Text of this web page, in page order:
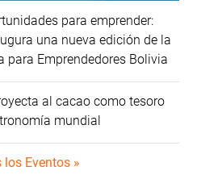
para emprender:
una nueva edición de la
para Emprendedores Bolivia
al cacao como tesoro
mundial
los Eventos »